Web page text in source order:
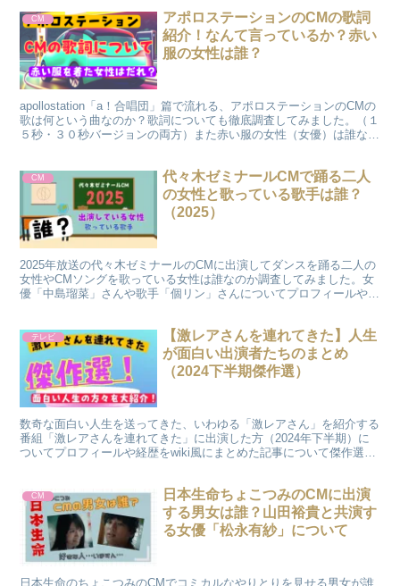
CM
アポロステーションのCMの歌詞
紹介！なんて言っているか？赤い
服の女性は誰？
apollostation「a！合唱団」篇で流れる、アポロステーションのCMの
歌は何という曲なのか？歌詞についても徹底調査してみました。（１
５秒・３０秒バージョンの両方）また赤い服の女性（女優）は誰なの
CM
代々木ゼミナールCMで踊る二人
の女性と歌っている歌手は誰？
（2025）
2025年放送の代々木ゼミナールのCMに出演してダンスを踊る二人の
女性やCMソングを歌っている女性は誰なのか調査してみました。女
優「中島瑠菜」さんや歌手「個リン」さんについてプロフィールや経
テレビ
【激レアさんを連れてきた】人生
が面白い出演者たちのまとめ
（2024下半期傑作選）
数奇な面白い人生を送ってきた、いわゆる「激レアさん」を紹介する
番組「激レアさんを連れてきた」に出演した方（2024年下半期）に
ついてプロフィールや経歴をwiki風にまとめた記事について傑作選風
CM
日本生命ちょこつみのCMに出演
する男女は誰？山田裕貴と共演す
る女優「松永有紗」について
日本生命のちょこつみのCMでコミカルなやりとりを見せる男女が誰